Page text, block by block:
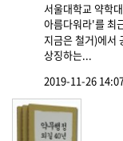
서울대학교 약학
아름다워라'를 최
지금은 철거)에서
상징하는...
2019-11-26